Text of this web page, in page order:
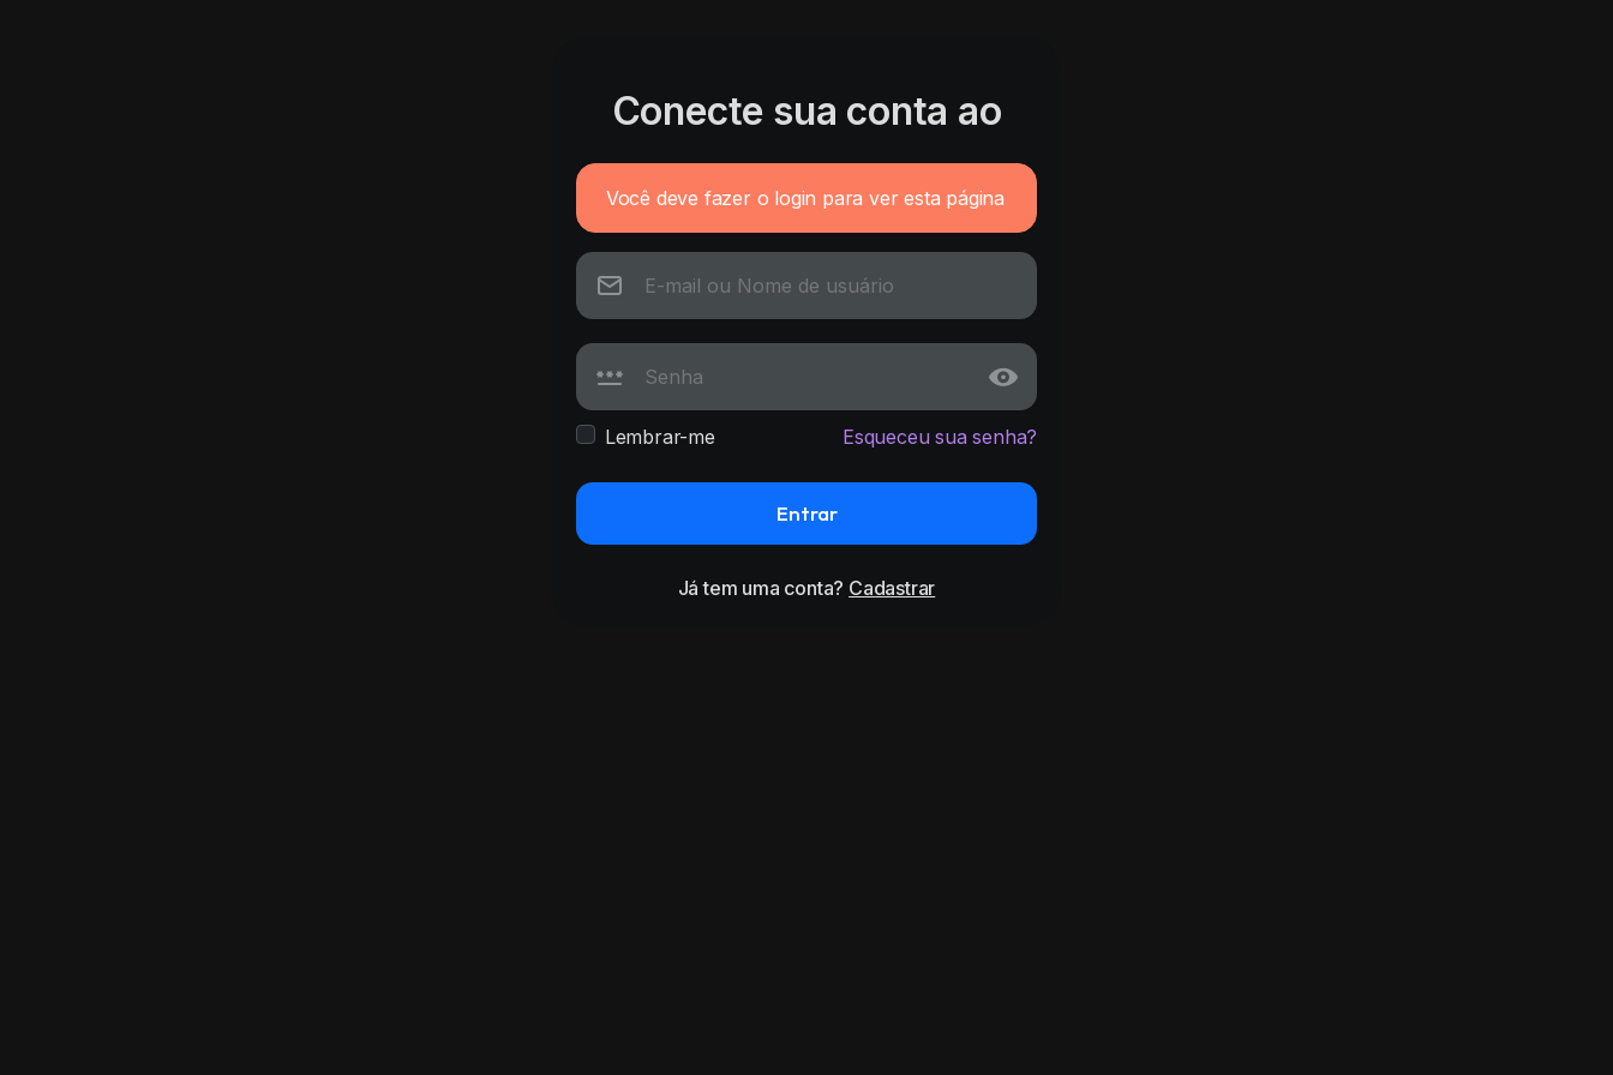
Conecte sua conta ao
Você deve fazer o login para ver esta página
Lembrar-me Esqueceu sua senha?
Entrar
Já tem uma conta? Cadastrar